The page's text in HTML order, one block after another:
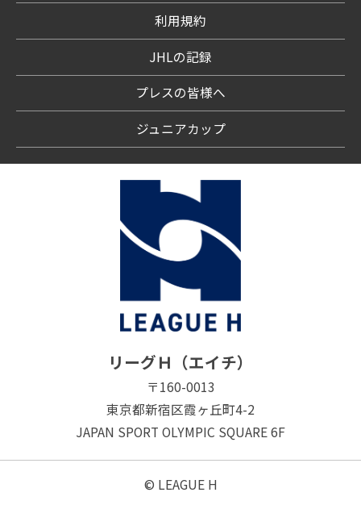
利用規約
JHLの記録
プレスの皆様へ
ジュニアカップ
リーグＨ（エイチ）
〒160-0013
東京都新宿区霞ヶ丘町4-2
JAPAN SPORT OLYMPIC SQUARE 6F
© LEAGUE H